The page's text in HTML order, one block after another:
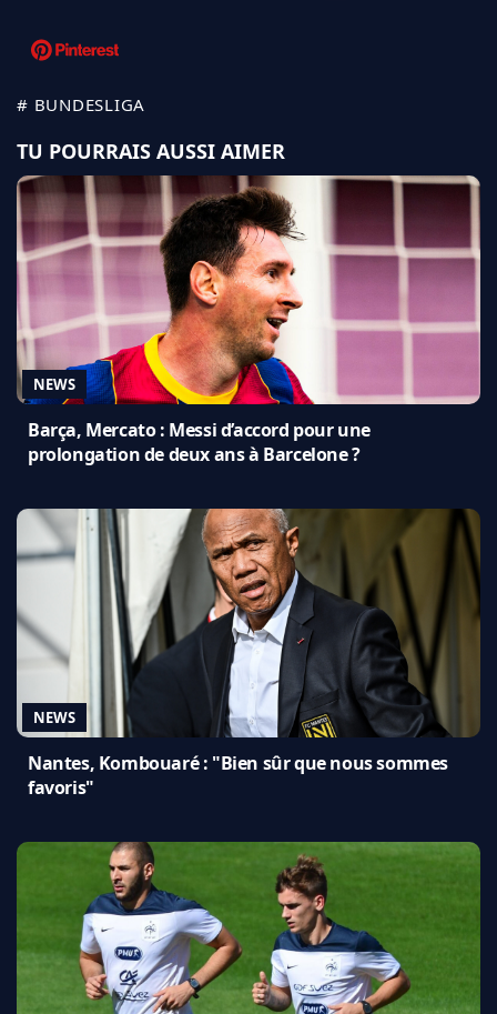
# BUNDESLIGA
TU POURRAIS AUSSI AIMER
NEWS
Barça, Mercato : Messi d’accord pour une
prolongation de deux ans à Barcelone ?
NEWS
Nantes, Kombouaré : "Bien sûr que nous sommes
favoris"